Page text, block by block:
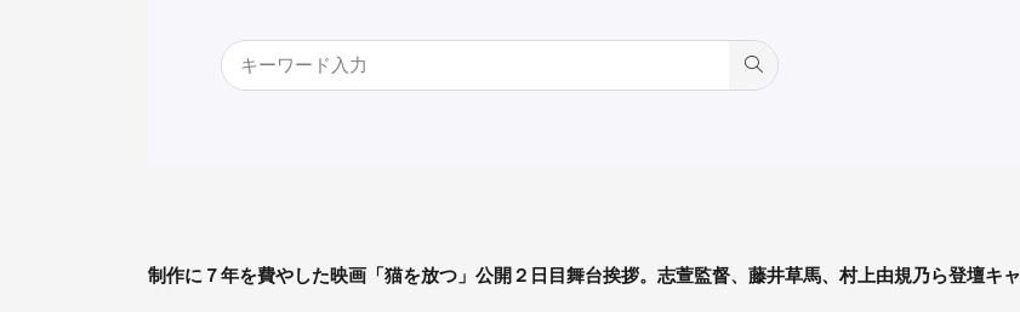
制作に７年を費やした映画「猫を放つ」公開２日目舞台挨拶。志萱監督、藤井草馬、村上由規乃ら登壇キ